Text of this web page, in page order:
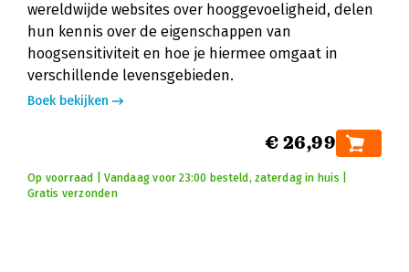
wereldwijde websites over hooggevoeligheid, delen
hun kennis over de eigenschappen van
hoogsensitiviteit en hoe je hiermee omgaat in
verschillende levensgebieden.
Boek bekijken
€ 26,99
Op voorraad | Vandaag voor 23:00 besteld, zaterdag in huis |
Gratis verzonden